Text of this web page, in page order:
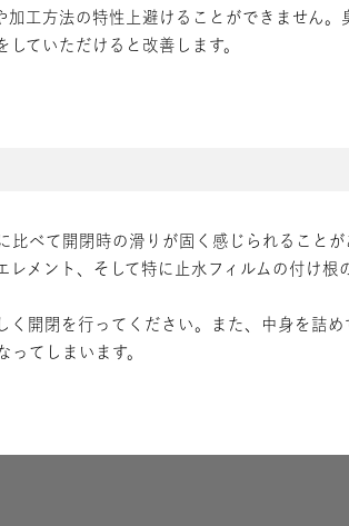
加工方法の特性上避けることができません
ていただけると改善します。
比べて開閉時の滑りが固く感じられることが
レメント、そして特に止水フィルムの付け根
く開閉を行ってください。また、中身を詰
てしまいます。